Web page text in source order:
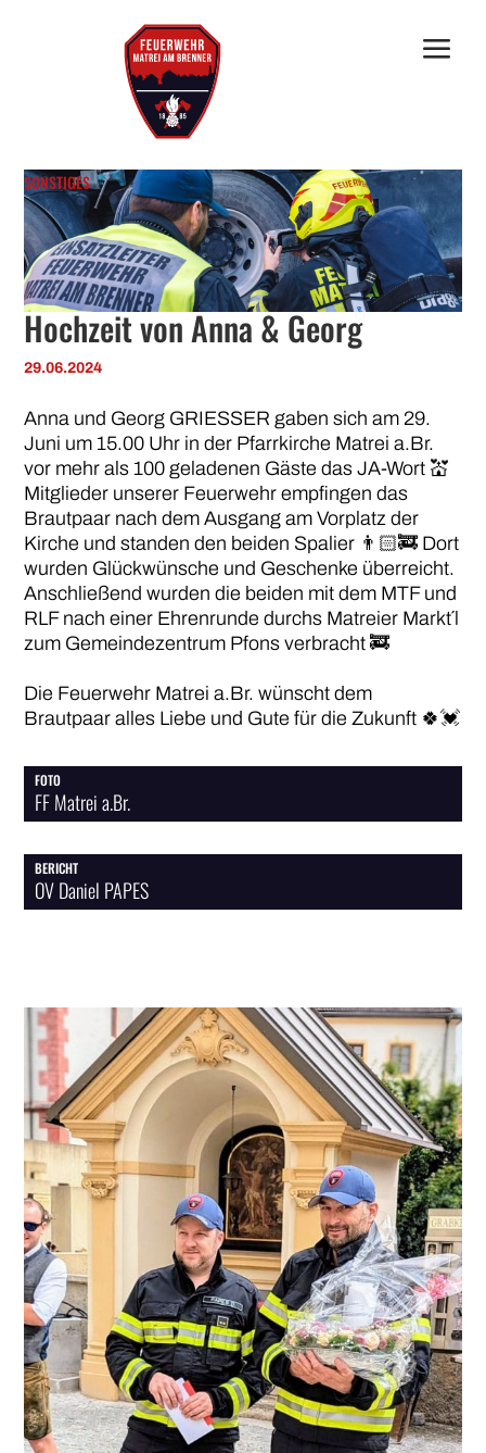
SONSTIGES
Hochzeit von Anna & Georg
29.06.2024
Anna und Georg GRIESSER gaben sich am 29.
Juni um 15.00 Uhr in der Pfarrkirche Matrei a.Br.
vor mehr als 100 geladenen Gäste das JA-Wort 💒
Mitglieder unserer Feuerwehr empfingen das
Brautpaar nach dem Ausgang am Vorplatz der
Kirche und standen den beiden Spalier 👨🏻‍🚒 Dort
wurden Glückwünsche und Geschenke überreicht.
Anschließend wurden die beiden mit dem MTF und
RLF nach einer Ehrenrunde durchs Matreier Markt´l
zum Gemeindezentrum Pfons verbracht 🚒
Die Feuerwehr Matrei a.Br. wünscht dem
Brautpaar alles Liebe und Gute für die Zukunft 🍀💓
FOTO
FF Matrei a.Br.
BERICHT
OV Daniel PAPES